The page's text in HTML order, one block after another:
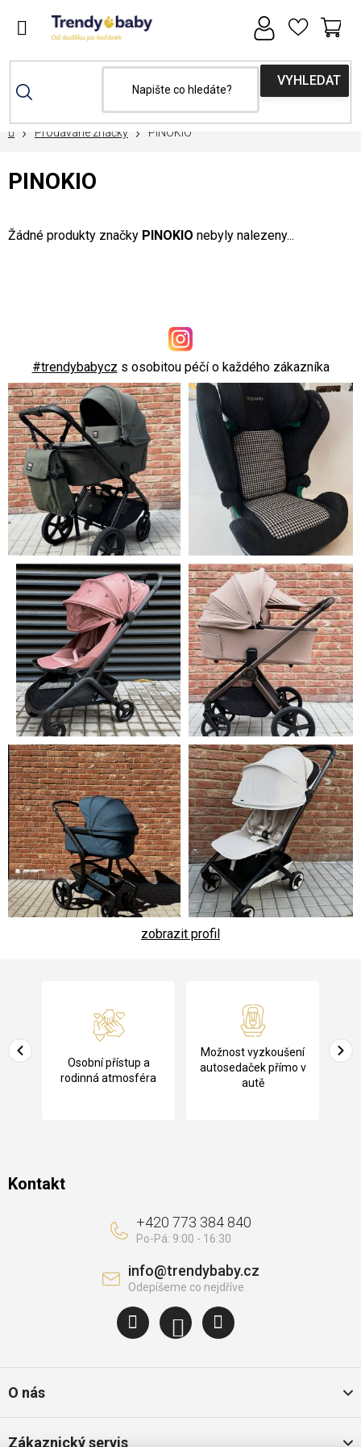
DomůProdávané značky PINOKIO
PINOKIO
Žádné produkty značky PINOKIO nebyly nalezeny...
#trendybabycz s osobitou péčí o každého zákazníka
zobrazit profil
a
Osobní přístup a
rodinná atmosféra
Možnost vyzkoušení
autosedaček přímo v
autě
Kontakt
info@trendybaby.cz
+420 773 384 840
O nás
Zákaznický servis